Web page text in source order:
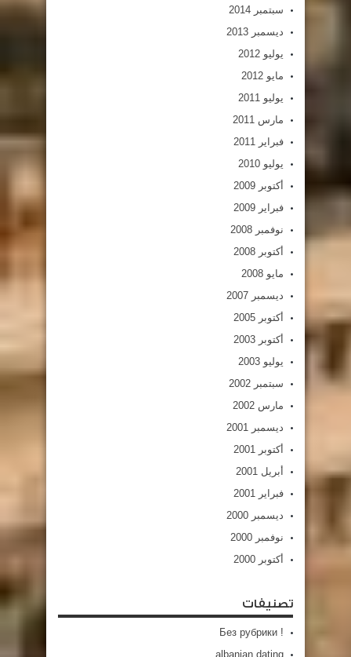
سبتمبر 2014
ديسمبر 2013
يوليو 2012
مايو 2012
يوليو 2011
مارس 2011
فبراير 2011
يوليو 2010
أكتوبر 2009
فبراير 2009
نوفمبر 2008
أكتوبر 2008
مايو 2008
ديسمبر 2007
أكتوبر 2005
أكتوبر 2003
يوليو 2003
سبتمبر 2002
مارس 2002
ديسمبر 2001
أكتوبر 2001
أبريل 2001
فبراير 2001
ديسمبر 2000
نوفمبر 2000
أكتوبر 2000
تصنيفات
! Без рубрики
albanian dating